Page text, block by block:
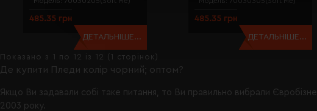
Де купити Пледи колір чорний; оптом?
Якщо Ви задавали собі таке питання, то Ви правильно вибрали
2003 року.
485.35 грн
ДЕТАЛЬНІШЕ...
485.35 грн
ДЕТАЛЬНІШЕ...
Показано з 1 по 12 із 12 (1 сторінок)